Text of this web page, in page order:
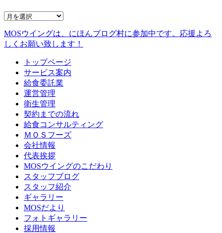
MOSウイングは、にほんブログ村に参加中です。 応援よろ
しくお願い致します！
トップページ
サービス案内
給食委託業
運営管理
衛生管理
契約までの流れ
給食コンサルティング
ＭＯＳフーズ
会社情報
代表挨拶
MOSウイングのこだわり
スタッフブログ
スタッフ紹介
ギャラリー
MOSだより
フォトギャラリー
採用情報